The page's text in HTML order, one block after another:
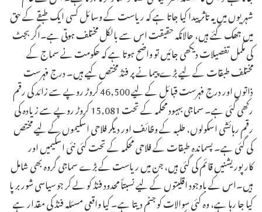
شہریوں میں یہ تاثر پیدا کیا جاتا ہے کہ ریاست کے وسائل کسی ایک طبقے کے حق
میں جھک گئے ہیں، حالانکہ حقیقت اس سے بالکل مختلف ہوتی ہے۔اگر بجٹ
کی مکمل تفصیلات دیکھی جائیں تو واضح ہوتا ہے کہ حکومت نے سماج کے
مختلف طبقات کے لیے بڑے پیمانے پر فنڈ مختص کیے ہیں۔ درج فہرست
ذاتوں اور درج فہرست قبائل کے لیے 46,500 کروڑ روپے سے زائد کی رقم
رکھی گئی ہے۔ سماجی بہبود محکمہ کے تحت 15,081 کروڑ روپے سے زیادہ کی
رقم رہائشی اسکولوں، طلبہ کے وظائف اور دیگر فلاحی اسکیموں کے لیے مختص
کی گئی ہے۔ پسماندہ طبقات کے فلاحی محکمہ کے تحت کئی نئی اسکیمیں اور
کارپوریشنیں قائم کی گئی ہیں، جن میں ریاست کے بڑے سماجی گروہ بھی شامل
ہیں۔اس کے باوجود اقلیتوں کے لیے نسبتاً محدود فنڈ کو لے کر جو سیاسی شور برپا
کیا جا رہا ہے، وہ کئی سوالات کو جنم دیتا ہے۔ کیا واقعی مسئلہ فنڈ کی مقدار ہے